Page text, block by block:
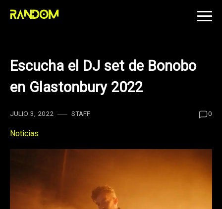
Skip
Escucha el DJ set de Bonobo
en Glastonbury 2022
JULIO 3, 2022 STAFF 0
Noticias